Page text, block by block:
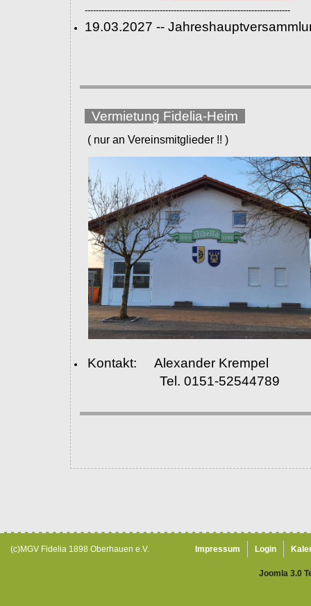
--------------------------------------------------------------------------
19.03.2027 --
Vermietung Fidelia-Heim
( nur an Vereinsmitglieder !! )
Kontakt: Alexander Krempel
Tel. 0151-52544789
(c)MGV Fidelia 1898 Oberhauen e.V. Impressum Login
Joomla 3.0